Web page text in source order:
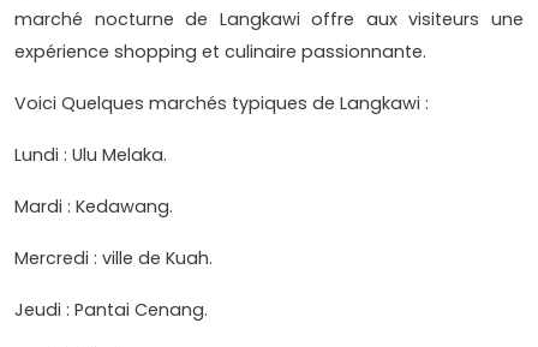
marché nocturne de Langkawi offre aux visiteurs une
expérience shopping et culinaire passionnante.
Voici Quelques marchés typiques de Langkawi :
Lundi : Ulu Melaka.
Mardi : Kedawang.
Mercredi : ville de Kuah.
Jeudi : Pantai Cenang.